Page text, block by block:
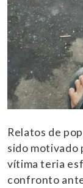
Relatos de
sido motivado
vítima teria
confronto